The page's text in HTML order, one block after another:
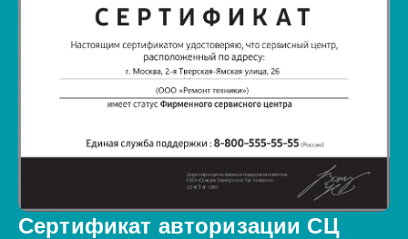
Сертификат авторизации СЦ